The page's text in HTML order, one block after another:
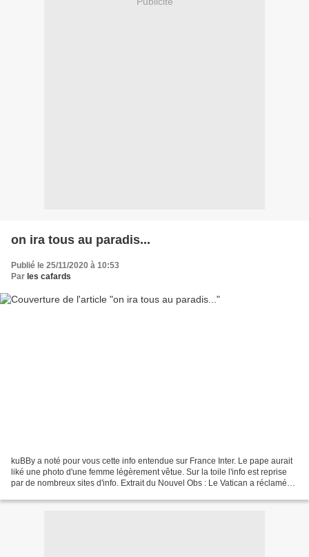
on ira tous au paradis...
Publié le 25/11/2020 à 10:53
Par les cafards
kuBBy a noté pour vous cette info entendue sur France Inter. Le pape aurait
liké une photo d'une femme légèrement vêtue. Sur la toile l'info est reprise
par de nombreux sites d'info. Extrait du Nouvel Obs : Le Vatican a réclamé